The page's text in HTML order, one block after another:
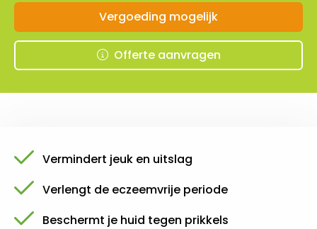
Vergoeding mogelijk
Offerte aanvragen
Vermindert jeuk en uitslag
Verlengt de eczeemvrije periode
Beschermt je huid tegen prikkels